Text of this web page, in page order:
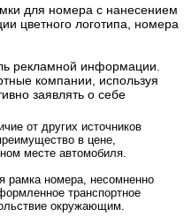
для номера с нанесением
цветного логотипа, номера
рекламной информации.
компании, используя
заявлять о себе
от других источников
в цене,
месте автомобиля.
рамка номера, несомненно
транспортное
окружающим.